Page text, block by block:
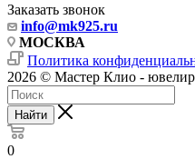
Заказать звонок
info@mk925.ru
МОСКВА
Политика
2026 © Мастер Клио -
Найти
0